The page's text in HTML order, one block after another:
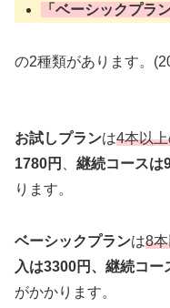
「ベーシックプラン
の2種類があります。
お試しプランは4本以
1780円 、 継続コースは
ります。
ベーシックプランは8
入は3300円、継続コー
がかかります。